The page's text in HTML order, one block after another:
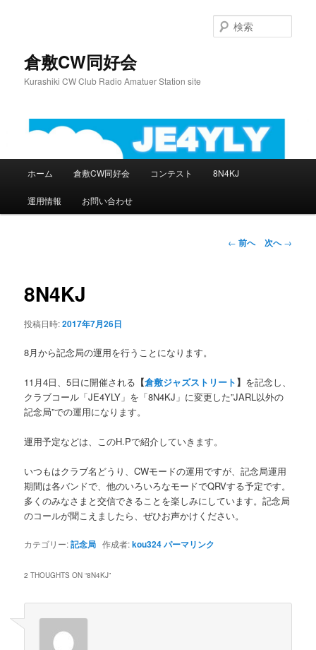
倉敷CW同好会
Kurashiki CW Club Radio Amatuer Station site
索
メ
メ
イ
ン
テ
ン
ツ
へ
移
動
ホーム 倉敷CW同好会 コンテスト 8N4KJ
運用情報 お問い合わせ
投
← 前へ 次へ→
8N4KJ
投稿日時:2017年7月26日
8月から記念局の運用を行うことになります。
11月4日、5日に開催される 【倉敷ジャズストリート】 を記念し、
クラブコール「JE4YLY」を「8N4KJ」に変更した”JARL以外の
記念局”での運用になります。
運用予定などは、このH.Pで紹介していきます。
いつもはクラブ名どうり、CWモードの運用ですが、記念局運用
期間は各バンドで、他のいろいろなモードでQRVする予定です。
多くのみなさまと交信できることを楽しみにしています。記念局
のコールが聞こえましたら、ぜひお声かけください。
カテゴリー:記念局 作成者:kou324パーマリンク
2 THOUGHTS ON “8N4KJ”